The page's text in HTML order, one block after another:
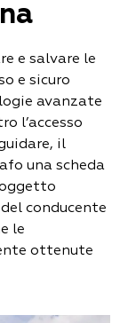
e salvare le
e sicuro
avanzate
l’accesso
il
una scheda
conducente
le
ottenute